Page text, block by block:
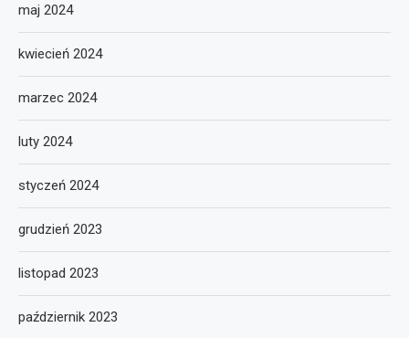
maj 2024
kwiecień 2024
marzec 2024
luty 2024
styczeń 2024
grudzień 2023
listopad 2023
październik 2023